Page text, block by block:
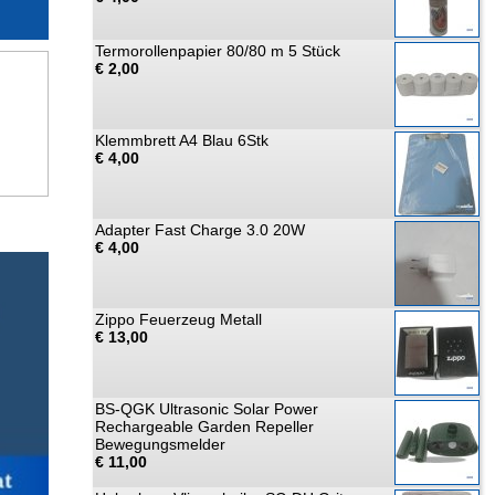
Termorollenpapier 80/80 m 5 Stück
€ 2,00
Klemmbrett A4 Blau 6Stk
€ 4,00
Adapter Fast Charge 3.0 20W
€ 4,00
Zippo Feuerzeug Metall
€ 13,00
BS-QGK Ultrasonic Solar Power
Rechargeable Garden Repeller
Bewegungsmelder
€ 11,00